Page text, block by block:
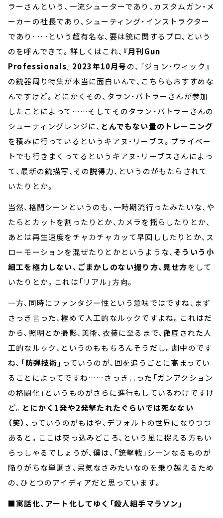
ラーさんという、一流シューターであり、カスタムガン・メ
ーカーの社長であり、シューティング・インストラクター
であり……という超有名な、要は銃に関するプロ、という
のを呼んできて。詳しくはこれ、 『月刊Gun
Professionals』2023年10月号の、『ジョン・ウィック』
の銃器周り特集が本当に面白いんで、こちらもおすすめな
んですけど。とにかくその、タラン・バトラーさんが参加
したことによって……そしてそのタラン・バトラーさんの
シューティングレンジに、 とんでもない量のトレーニング
を積みに行っているというキアヌ・リーブス。プライベー
トでも行きまくってるというキアヌ・リーブスさんによっ
て、最新の銃描写、その説得力、というのがもたらされて
いたりとか。
当然、格闘シーンというのも、一時期流行ったみたいな、や
たらとカットを割ったりとか、カメラを揺らしたりとか、
あとは再生速度をチャカチャカッて早回ししたりとか、ス
ローモーションを混ぜたりとかというような、 そういう小
細工を極力しない、ごまかしのない撮り方、見せ方をして
いたりとか。これは「リアル」方向。
一方、同時にファンタジー性という意味ではですね、まず
さっき言った、極めて人工的なルックですよね。これはだ
から、照明とか撮影、美術、衣装に至るまで、徹底された人
工的なルック、というのももちろんそうだし。劇中のです
ね、 「防弾技術」 っていうのが、回を追うごとに高まってい
ることによってですね……さっき言った「ガンアクション
の格闘化」というものがさらに進行もしているわけですけ
ど。 とにかく1発や2発撃たれたぐらいでは死なない
（笑）、 っていうのがもはや、デフォルトの世界になりつつ
あると。ここは突っ込みどころ、という風に捉える方もい
らっしゃるでしょうが、僕は、「銃撃戦」シーンなるものが
陥りがちな単調さ、呆気なさみたいなのを乗り越えるため
の、ひとつのアイディアだと思っています。
■寓話化、アート化してゆく「殺人組手マラソン」